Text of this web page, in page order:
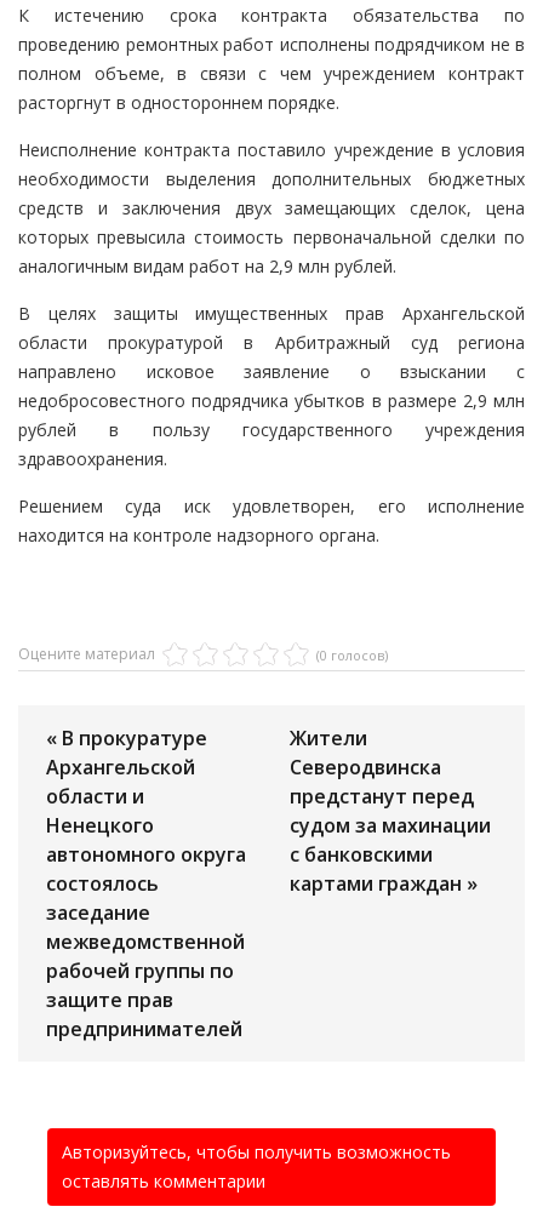
К истечению срока контракта обязательства по
проведению ремонтных работ исполнены подрядчиком не в
полном объеме, в связи с чем учреждением контракт
расторгнут в одностороннем порядке.
Неисполнение контракта поставило учреждение в условия
необходимости выделения дополнительных бюджетных
средств и заключения двух замещающих сделок, цена
которых превысила стоимость первоначальной сделки по
аналогичным видам работ на 2,9 млн рублей.
В целях защиты имущественных прав Архангельской
области прокуратурой в Арбитражный суд региона
направлено исковое заявление о взыскании с
недобросовестного подрядчика убытков в размере 2,9 млн
рублей в пользу государственного учреждения
здравоохранения.
Решением суда иск удовлетворен, его исполнение
находится на контроле надзорного органа.
Оцените материал (0 голосов)
« В прокуратуре
Архангельской
области и
Ненецкого
автономного округа
состоялось
заседание
межведомственной
рабочей группы по
защите прав
предпринимателей
Жители
Северодвинска
предстанут перед
судом за махинации
с банковскими
картами граждан »
Авторизуйтесь, чтобы получить возможность
оставлять комментарии